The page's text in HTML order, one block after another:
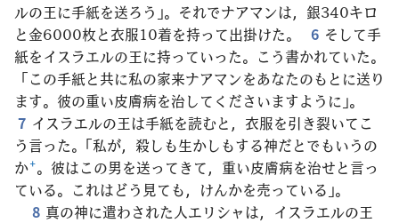
ルの王に手紙を送ろう」。それでナアマンは，銀340キロ
と金6000枚と衣服10着を持って出掛けた。
6 そして手
紙をイスラエルの王に持っていった。こう書かれていた。
「この手紙と共に私の家来ナアマンをあなたのもとに送り
ます。彼の重い皮膚病を治してくださいますように」。
7 イスラエルの王は手紙を読むと，衣服を引き裂いてこ
う言った。「私が，殺しも生かしもする神だとでもいうの
か+。彼はこの男を送ってきて，重い皮膚病を治せと言っ
ている。これはどう見ても，けんかを売っている」。
8 真の神に遣わされた人エリシャは，イスラエルの王